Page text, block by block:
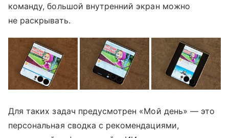
команду, большой внутренний экран можно
не раскрывать.
Для таких задач предусмотрен «Мой день» — это
персональная сводка с рекомендациями,